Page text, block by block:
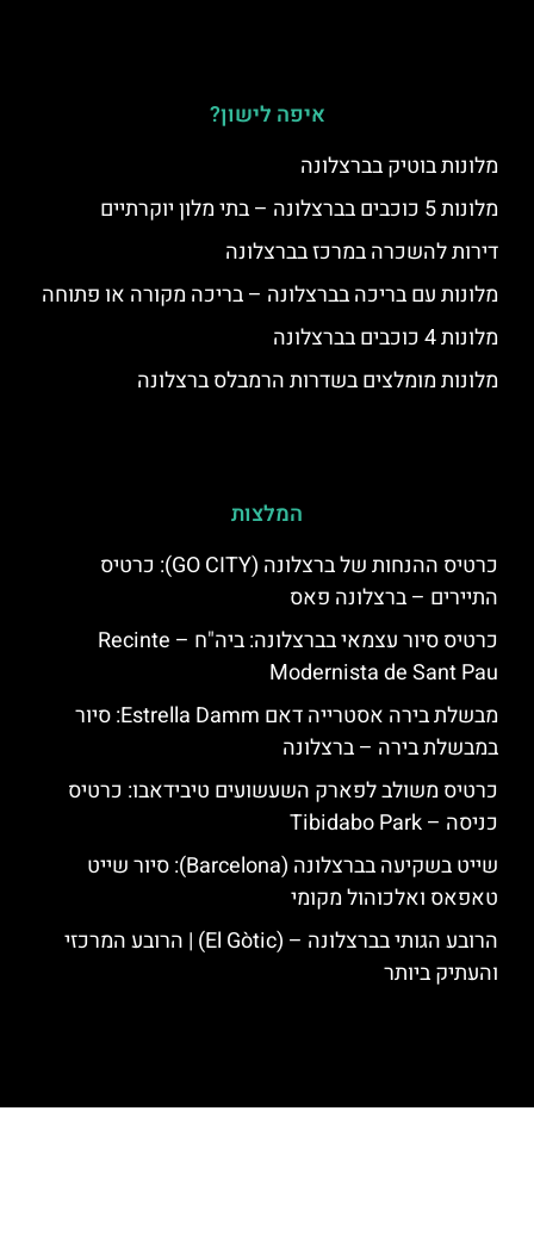
איפה לישון?
מלונות בוטיק בברצלונה
מלונות 5 כוכבים בברצלונה – בתי מלון יוקרתיים
דירות להשכרה במרכז בברצלונה
מלונות עם בריכה בברצלונה – בריכה מקורה או פתוחה
מלונות 4 כוכבים בברצלונה
מלונות מומלצים בשדרות הרמבלס ברצלונה
המלצות
כרטיס ההנחות של ברצלונה (GO CITY): כרטיס
התיירים – ברצלונה פאס
כרטיס סיור עצמאי בברצלונה: ביה"ח – Recinte
Modernista de Sant Pau
מבשלת בירה אסטרייה דאם Estrella Damm: סיור
במבשלת בירה – ברצלונה
כרטיס משולב לפארק השעשועים טיבידאבו: כרטיס
כניסה – Tibidabo Park
שייט בשקיעה בברצלונה (Barcelona): סיור שייט
טאפאס ואלכוהול מקומי
הרובע הגותי בברצלונה – (El Gòtic) | הרובע המרכזי
והעתיק ביותר